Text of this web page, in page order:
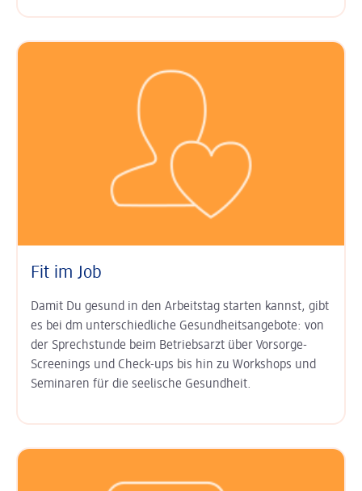
Fit im Job
Damit Du gesund in den Arbeits­tag starten kannst, gibt
es bei dm unter­schied­liche Gesundheits­angebote: von
der Sprech­stunde beim Betriebs­arzt über Vor­sorge-
Screenings und Check-ups bis hin zu Work­shops und
Semi­naren für die seelische Gesund­heit.